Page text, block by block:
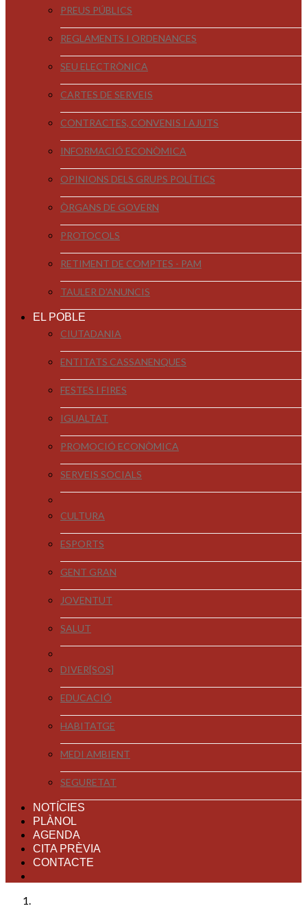
PREUS PÚBLICS
REGLAMENTS I ORDENANCES
SEU ELECTRÒNICA
CARTES DE SERVEIS
CONTRACTES, CONVENIS I AJUTS
INFORMACIÓ ECONÒMICA
OPINIONS DELS GRUPS POLÍTICS
ÒRGANS DE GOVERN
PROTOCOLS
RETIMENT DE COMPTES - PAM
TAULER D'ANUNCIS
EL POBLE
CIUTADANIA
ENTITATS CASSANENQUES
FESTES I FIRES
IGUALTAT
PROMOCIÓ ECONÒMICA
SERVEIS SOCIALS
CULTURA
ESPORTS
GENT GRAN
JOVENTUT
SALUT
DIVER[SOS]
EDUCACIÓ
HABITATGE
MEDI AMBIENT
SEGURETAT
NOTÍCIES
PLÀNOL
AGENDA
CITA PRÈVIA
CONTACTE